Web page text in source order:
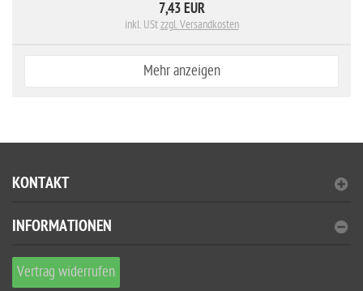
7,43 EUR
inkl. UStzzgl. Versandkosten
Mehr anzeigen
KONTAKT
INFORMATIONEN
Vertrag widerrufen